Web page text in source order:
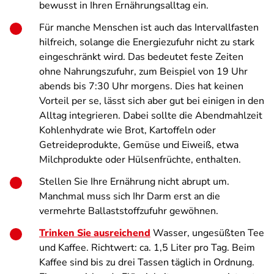
bewusst in Ihren Ernährungsalltag ein.
Für manche Menschen ist auch das Intervallfasten
hilfreich, solange die Energiezufuhr nicht zu stark
eingeschränkt wird. Das bedeutet feste Zeiten
ohne Nahrungszufuhr, zum Beispiel von 19 Uhr
abends bis 7:30 Uhr morgens. Dies hat keinen
Vorteil per se, lässt sich aber gut bei einigen in den
Alltag integrieren. Dabei sollte die Abendmahlzeit
Kohlenhydrate wie Brot, Kartoffeln oder
Getreideprodukte, Gemüse und Eiweiß, etwa
Milchprodukte oder Hülsenfrüchte, enthalten.
Stellen Sie Ihre Ernährung nicht abrupt um.
Manchmal muss sich Ihr Darm erst an die
vermehrte Ballaststoffzufuhr gewöhnen.
Trinken Sie ausreichend Wasser, ungesüßten Tee
und Kaffee. Richtwert: ca. 1,5 Liter pro Tag. Beim
Kaffee sind bis zu drei Tassen täglich in Ordnung.